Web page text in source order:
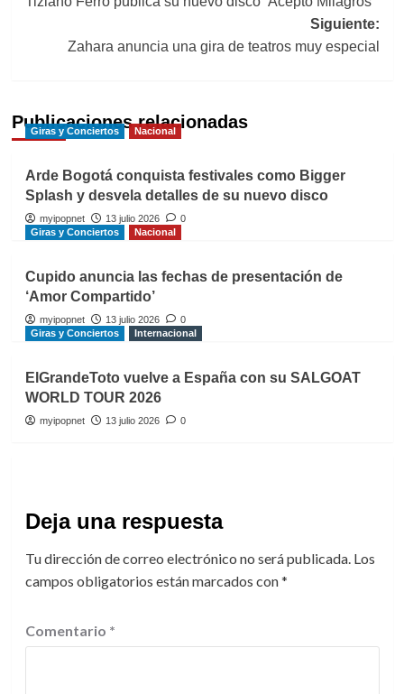
de
entradas
Siguiente:
Zahara anuncia una gira de teatros muy especial
Publicaciones relacionadas
Giras y Conciertos Nacional
Arde Bogotá conquista festivales como Bigger
Splash y desvela detalles de su nuevo disco
myipopnet 13 julio 2026
0
Giras y Conciertos
Nacional
Cupido anuncia las fechas de presentación de
‘Amor Compartido’
myipopnet 13 julio 2026
0
Giras y Conciertos
Internacional
ElGrandeToto vuelve a España con su SALGOAT
WORLD TOUR 2026
myipopnet 13 julio 2026 0
Deja una respuesta
Tu dirección de correo electrónico no será publicada. Los
campos obligatorios están marcados con*
Comentario *